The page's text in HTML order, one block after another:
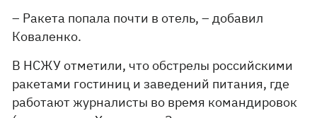
– Ракета попала почти в отель, – добавил
Коваленко.
В НСЖУ отметили, что обстрелы российскими
ракетами гостиниц и заведений питания, где
работают журналисты во время командировок